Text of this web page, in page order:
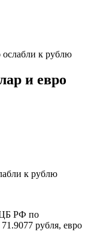
к рублю
и евро
РФ по
рубля, евро